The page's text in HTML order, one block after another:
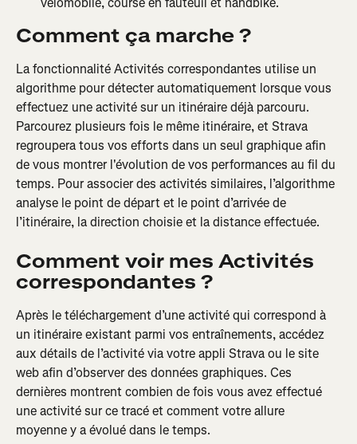
Comment ça marche ?
La fonctionnalité Activités correspondantes utilise un
algorithme pour détecter automatiquement lorsque vous
effectuez une activité sur un itinéraire déjà parcouru.
Parcourez plusieurs fois le même itinéraire, et Strava
regroupera tous vos efforts dans un seul graphique afin
de vous montrer l'évolution de vos performances au fil du
temps. Pour associer des activités similaires, l’algorithme
analyse le point de départ et le point d’arrivée de
l’itinéraire, la direction choisie et la distance effectuée.
Comment voir mes Activités
correspondantes ?
Après le téléchargement d’une activité qui correspond à
un itinéraire existant parmi vos entraînements, accédez
aux détails de l’activité via votre appli Strava ou le site
web afin d’observer des données graphiques. Ces
dernières montrent combien de fois vous avez effectué
une activité sur ce tracé et comment votre allure
moyenne y a évolué dans le temps.